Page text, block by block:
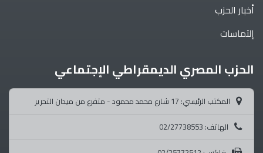
أخبار الحزب
إلتماسات
الحزب المصري الديمقراطي الإجتماعي
المكتب الرئيسي: 17 شارع محمد محمود - متفرع من ميدان التحرير
الهاتف: 02/27738553